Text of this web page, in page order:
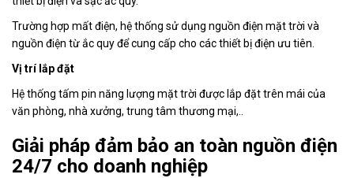
Trường hợp mất điện, hệ thống sử dụng nguồn điện mặt trời và
nguồn điện từ ắc quy để cung cấp cho các thiết bị điện ưu tiên.
Vị trí lắp đặt
Hệ thống tấm pin năng lượng mặt trời được lắp đặt trên mái của
văn phòng, nhà xưởng, trung tâm thương mại,..
Giải pháp đảm bảo an toàn nguồn điện
24/7 cho doanh nghiệp